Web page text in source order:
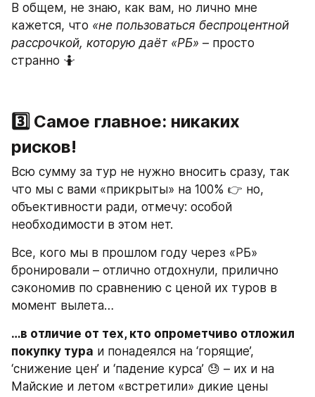
В общем, не знаю, как вам, но лично мне
кажется, что «не пользоваться беспроцентной
рассрочкой, которую даёт «РБ» – просто
странно 🤷
3️⃣ Самое главное: никаких
рисков!
Всю сумму за тур не нужно вносить сразу, так
что мы с вами «прикрыты» на 100% 👉 но,
объективности ради, отмечу: особой
необходимости в этом нет.
Все, кого мы в прошлом году через «РБ»
бронировали – отлично отдохнули, прилично
сэкономив по сравнению с ценой их туров в
момент вылета…
…в отличие от тех, кто опрометчиво отложил
покупку тура и понадеялся на ‘горящие’,
‘снижение цен’ и ‘падение курса’ 😓 – их и на
Майские и летом «встретили» дикие цены